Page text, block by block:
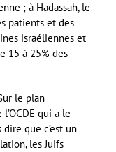
; à Hadassah, le
patients et des
israéliennes et
15 à 25% des
le plan
qui a le
que c’est un
les Juifs